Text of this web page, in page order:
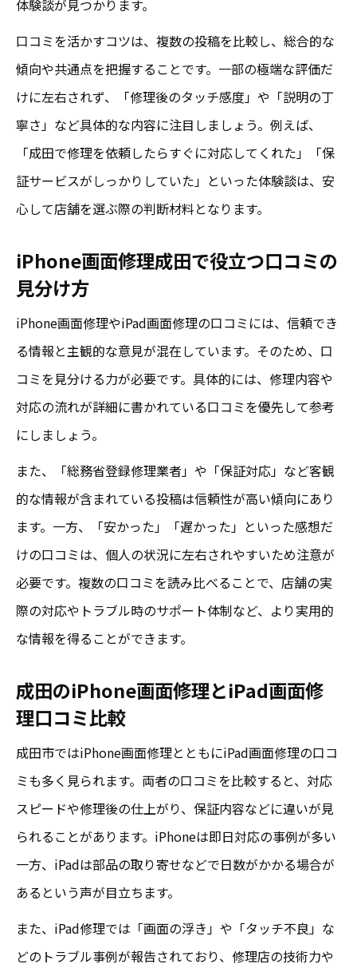
体験談が見つかります。
口コミを活かすコツは、複数の投稿を比較し、総合的な
傾向や共通点を把握することです。一部の極端な評価だ
けに左右されず、「修理後のタッチ感度」や「説明の丁
寧さ」など具体的な内容に注目しましょう。例えば、
「成田で修理を依頼したらすぐに対応してくれた」「保
証サービスがしっかりしていた」といった体験談は、安
心して店舗を選ぶ際の判断材料となります。
iPhone画面修理成田で役立つ口コミの
見分け方
iPhone画面修理やiPad画面修理の口コミには、信頼でき
る情報と主観的な意見が混在しています。そのため、口
コミを見分ける力が必要です。具体的には、修理内容や
対応の流れが詳細に書かれている口コミを優先して参考
にしましょう。
また、「総務省登録修理業者」や「保証対応」など客観
的な情報が含まれている投稿は信頼性が高い傾向にあり
ます。一方、「安かった」「遅かった」といった感想だ
けの口コミは、個人の状況に左右されやすいため注意が
必要です。複数の口コミを読み比べることで、店舗の実
際の対応やトラブル時のサポート体制など、より実用的
な情報を得ることができます。
成田のiPhone画面修理とiPad画面修
理口コミ比較
成田市ではiPhone画面修理とともにiPad画面修理の口コ
ミも多く見られます。両者の口コミを比較すると、対応
スピードや修理後の仕上がり、保証内容などに違いが見
られることがあります。iPhoneは即日対応の事例が多い
一方、iPadは部品の取り寄せなどで日数がかかる場合が
あるという声が目立ちます。
また、iPad修理では「画面の浮き」や「タッチ不良」な
どのトラブル事例が報告されており、修理店の技術力や